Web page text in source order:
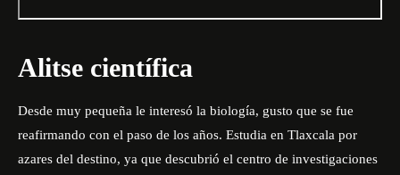
Alitse científica
Desde muy pequeña le interesó la biología, gusto que se fue
reafirmando con el paso de los años. Estudia en Tlaxcala por
azares del destino, ya que descubrió el centro de investigaciones